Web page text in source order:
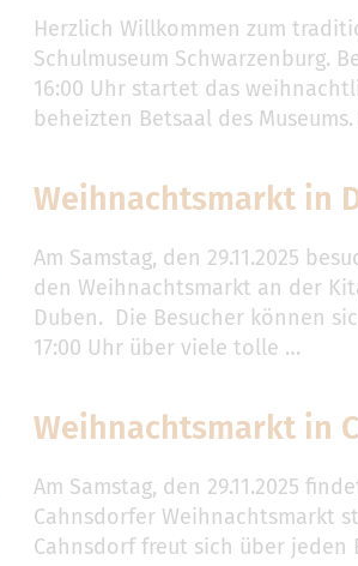
Herzlich Willkommen zum
Schulmuseum Schwarzenburg.
16:00 Uhr startet das
beheizten Betsaal des
Weihnachtsmarkt in
Am Samstag, den 29.11.2025
den Weihnachtsmarkt an der
Duben. Die Besucher können
17:00 Uhr über viele tolle …
Weihnachtsmarkt in
Am Samstag, den 29.11.2025
Cahnsdorfer Weihnachtsmarkt
Cahnsdorf freut sich über jeden